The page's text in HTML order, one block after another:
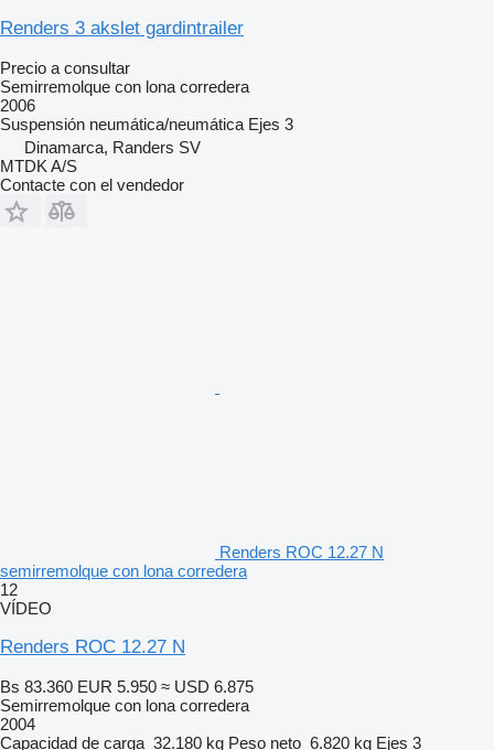
Renders 3 akslet gardintrailer
Precio a consultar
Semirremolque con lona corredera
2006
Suspensión neumática/neumática Ejes 3
Dinamarca, Randers SV
MTDK A/S
Contacte con el vendedor
Renders ROC 12.27 N
semirremolque con lona corredera
12
VÍDEO
Renders ROC 12.27 N
Bs 83.360 EUR 5.950 ≈ USD 6.875
Semirremolque con lona corredera
2004
Capacidad de carga 32.180 kg Peso neto 6.820 kg Ejes 3